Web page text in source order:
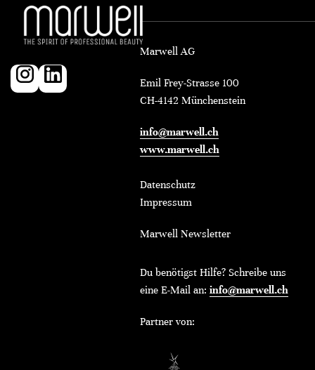
Marwell AG
Emil Frey-Strasse 100
CH-4142 Münchenstein
info@marwell.ch
www.marwell.ch
Datenschutz
Impressum
Marwell Newsletter
Du benötigst Hilfe? Schreibe uns
eine E-Mail an: info@marwell.ch
Partner von: